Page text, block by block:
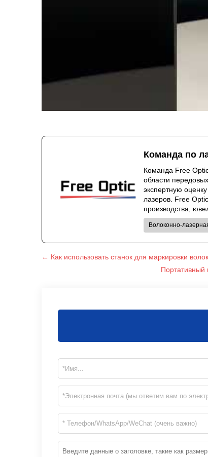
Команда по
Команда Free
области
экспертную
лазеров. Free
производства,
Волоконно-
← Как использовать станок для маркировки
Портативный